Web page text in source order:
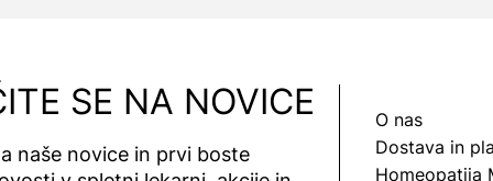
SE NA NOVICE
naše novice in prvi boste
O nas
Dostava in
Homeopatija